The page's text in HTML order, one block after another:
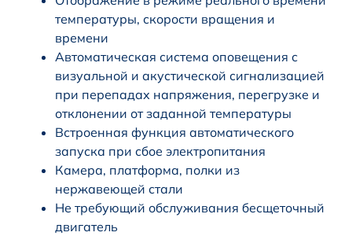
температуры, скорости вращения и
времени
Автоматическая система оповещения с
визуальной и акустической сигнализацией
при перепадах напряжения, перегрузке и
отклонении от заданной температуры
Встроенная функция автоматического
запуска при сбое электропитания
Камера, платформа, полки из
нержавеющей стали
Не требующий обслуживания бесщеточный
двигатель